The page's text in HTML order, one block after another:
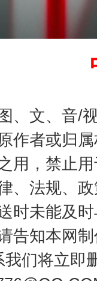
、文、音/
作者或归
用，禁止
、法规、
时未能及
告知本网
们将立即
法